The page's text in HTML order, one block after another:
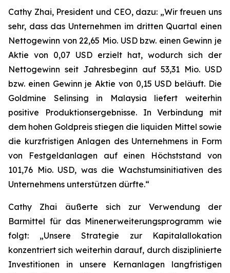
Cathy Zhai, President und CEO, dazu: „Wir freuen uns
sehr, dass das Unternehmen im dritten Quartal einen
Nettogewinn von 22,65 Mio. USD bzw. einen Gewinn je
Aktie von 0,07 USD erzielt hat, wodurch sich der
Nettogewinn seit Jahresbeginn auf 53,31 Mio. USD
bzw. einen Gewinn je Aktie von 0,15 USD beläuft. Die
Goldmine Selinsing in Malaysia liefert weiterhin
positive Produktionsergebnisse. In Verbindung mit
dem hohen Goldpreis stiegen die liquiden Mittel sowie
die kurzfristigen Anlagen des Unternehmens in Form
von Festgeldanlagen auf einen Höchststand von
101,76 Mio. USD, was die Wachstumsinitiativen des
Unternehmens unterstützen dürfte.“
Cathy Zhai äußerte sich zur Verwendung der
Barmittel für das Minenerweiterungsprogramm wie
folgt: „Unsere Strategie zur Kapitalallokation
konzentriert sich weiterhin darauf, durch disziplinierte
Investitionen in unsere Kernanlagen langfristigen